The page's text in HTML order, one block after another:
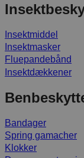
Insektmiddel
Insektmasker
Fluepandebånd
Insektdækkener
Bandager
Spring gamacher
Klokker